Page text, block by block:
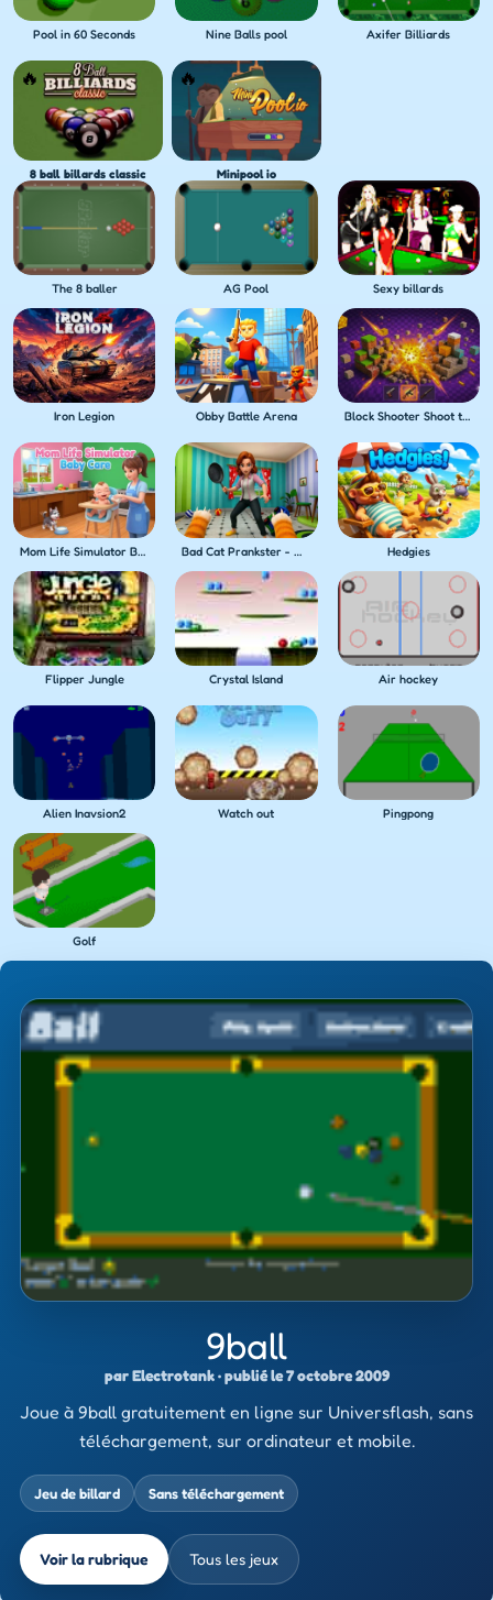
Pool in 60 Seconds Nine Balls pool Axifer Billiards
9ball
par Electrotank · publié le 7 octobre 2009
Joue à 9ball gratuitement en ligne sur Universflash, sans
téléchargement, sur ordinateur et mobile.
Jeu de billard Sans téléchargement
Voir la rubrique Tous les jeux
8 ball billards classic Minipool io
The 8 baller AG Pool Sexy billards
Iron Legion Obby Battle Arena Block Shooter Shoot the Blocks!
Mom Life Simulator Baby Care Bad Cat Prankster - Mom's Return Hedgies
Flipper Jungle Crystal Island Air hockey
Alien Inavsion2 Watch out Pingpong
Golf